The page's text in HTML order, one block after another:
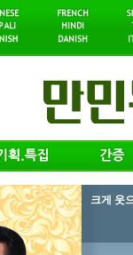
크게 웃